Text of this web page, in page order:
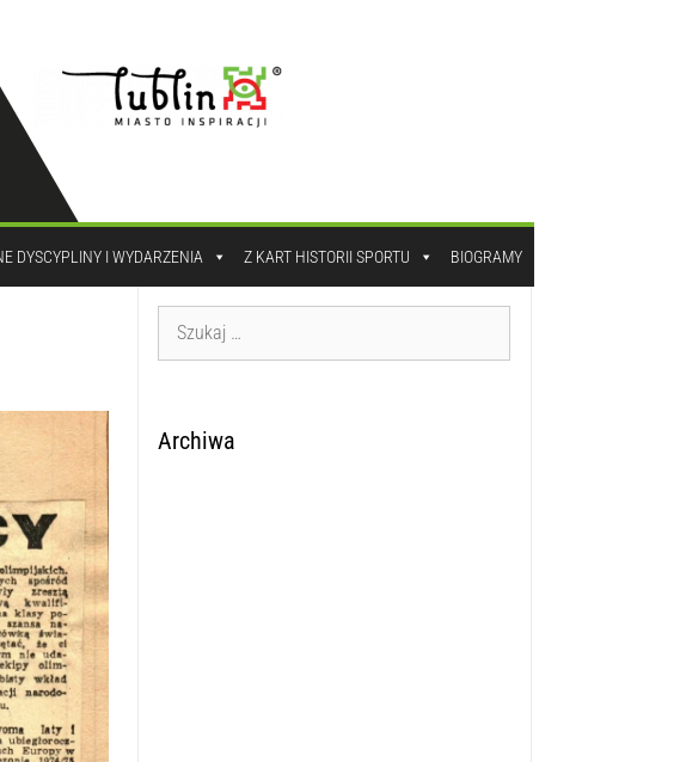
DYSCYPLINY I WYDARZENIA Z KART HISTORII SPORTU BIOGRAMY
Archiwa